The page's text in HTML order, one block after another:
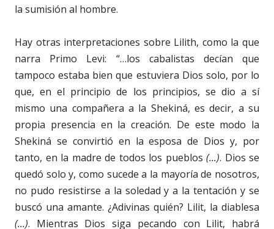
la sumisión al hombre.
Hay otras interpretaciones sobre Lilith, como la que
narra Primo Levi: “…los cabalistas decían que
tampoco estaba bien que estuviera Dios solo, por lo
que, en el principio de los principios, se dio a sí
mismo una compañera a la Shekiná, es decir, a su
propia presencia en la creación. De este modo la
Shekiná se convirtió en la esposa de Dios y, por
tanto, en la madre de todos los pueblos (...). Dios se
quedó solo y, como sucede a la mayoría de nosotros,
no pudo resistirse a la soledad y a la tentación y se
buscó una amante. ¿Adivinas quién? Lilit, la diablesa
(...). Mientras Dios siga pecando con Lilit, habrá